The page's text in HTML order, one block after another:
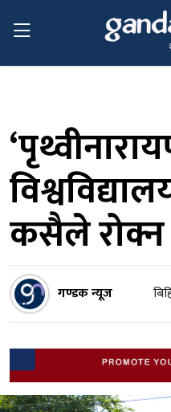
कसैले रोक्न
गण्डक न्यूज